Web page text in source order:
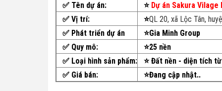
✅ Tên dự án: ⭐ Dự án Sakura
✅ Vị trí: ⭐QL 20, xã Lộc Tân,
✅ Phát triển dự án
⭐Gia Minh Group
✅ Quy mô:
⭐25 nền
✅ Loại hình sản phẩm:
⭐ Đất nền - diện tích
✅ Giá bán: ⭐Đang cập nhật..